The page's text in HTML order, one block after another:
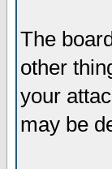
The
other
your
may be